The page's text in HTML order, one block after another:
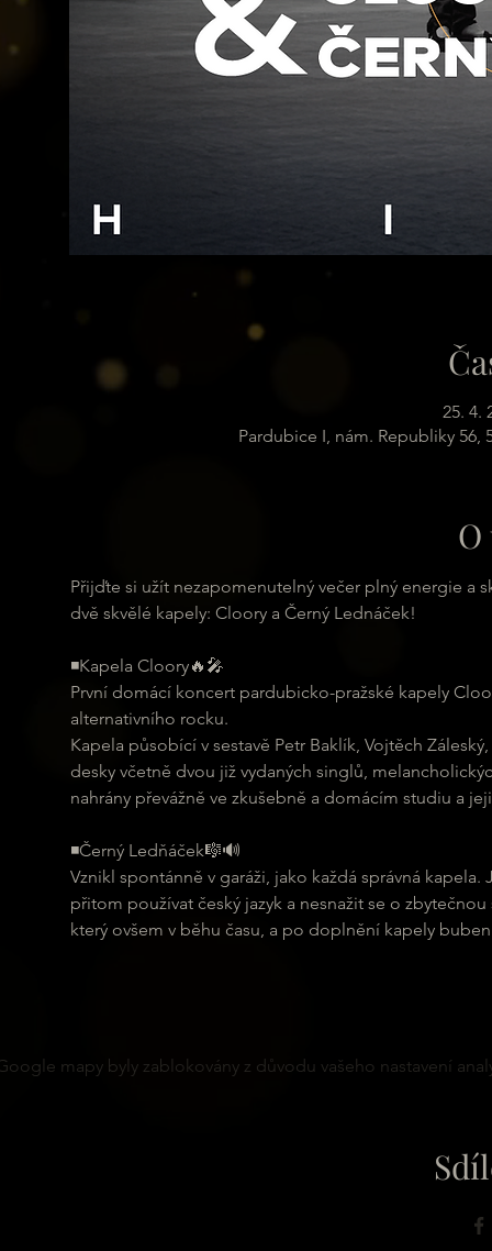
25. 4.
Pardubice I, nám. Republiky 56,
Přijďte si užít nezapomenutelný večer plný energie a
dvě skvělé kapely: Cloory a Černý Lednáček!
◾️Kapela Cloory🔥🎤
První domácí koncert pardubicko-pražské kapely
alternativního rocku.
Kapela působící v sestavě Petr Baklík, Vojtěch
desky včetně dvou již vydaných singlů,
nahrány převážně ve zkušebně a domácím studiu a
◾️Černý Ledňáček🎼🔊
Vznikl spontánně v garáži, jako každá správná
přitom používat český jazyk a nesnažit se o
který ovšem v běhu času, a po doplnění kapely
mapy byly zablokovány z důvodu vašeho nastavení